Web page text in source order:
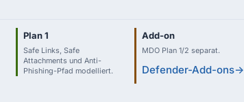
Plan 1
Safe Links, Safe
Attachments und Anti-
Phishing-Pfad modelliert.
Add-on
MDO Plan 1/2 separat.
Defender-Add-ons→